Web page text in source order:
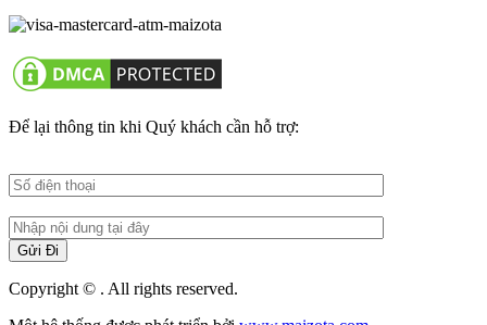
Để lại thông tin khi Quý khách cần hỗ trợ:
Copyright © . All rights reserved.